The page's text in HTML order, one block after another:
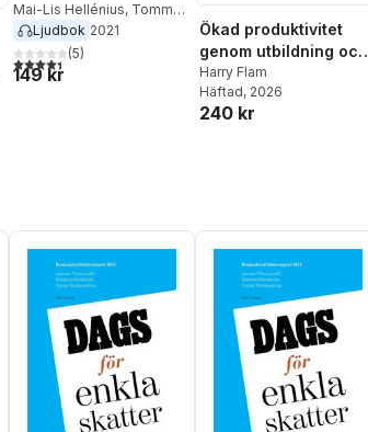
andra halvan av livet
Mai-Lis Hellénius, Tommy
Cederholm ,Harry Flam
Ljudbok 2021
4,4utav 5 stjärnor. Totalt antal röster:
(5)
149 kr
Ökad produktivitet
genom utbildning och
innovation
Harry Flam
Häftad, 2026
240 kr